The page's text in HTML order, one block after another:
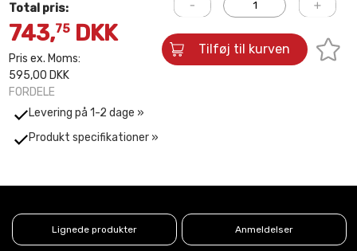
FORDELE
Levering på 1-2 dage »
Produkt specifikationer »
Total pris:
743,75 DKK
Pris ex. Moms:
595,00 DKK
Tilføj til kurven
Lignede produkter Anmeldelser